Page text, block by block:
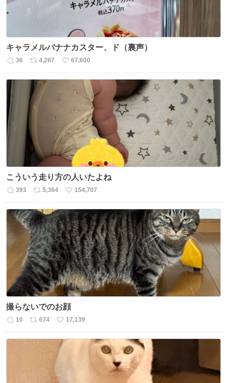
キャラメルバナナカスター、ド（裏声）
返
数
36
リ
ス
ト
数
4,267
い
67,600
こういう走り方の人いたよね
返
数
393
リ
ス
ト
数
5,364
い
ね
数
154,707
撮らないでのお顔
返
10
リ
ス
数
674
い
ね
数
17,139